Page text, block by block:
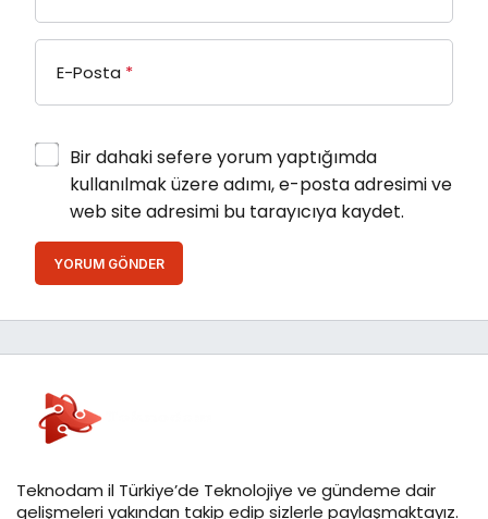
E-Posta *
Bir dahaki sefere yorum yaptığımda
kullanılmak üzere adımı, e-posta adresimi ve
web site adresimi bu tarayıcıya kaydet.
YORUM GÖNDER
Teknodam il Türkiye’de Teknolojiye ve gündeme dair
gelişmeleri yakından takip edip sizlerle paylaşmaktayız.